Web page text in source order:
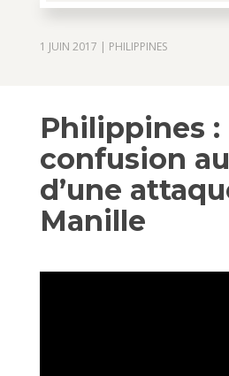
1 JUIN 2017 | PHILIPPINES
Philippines :
confusion
d’une
Manille